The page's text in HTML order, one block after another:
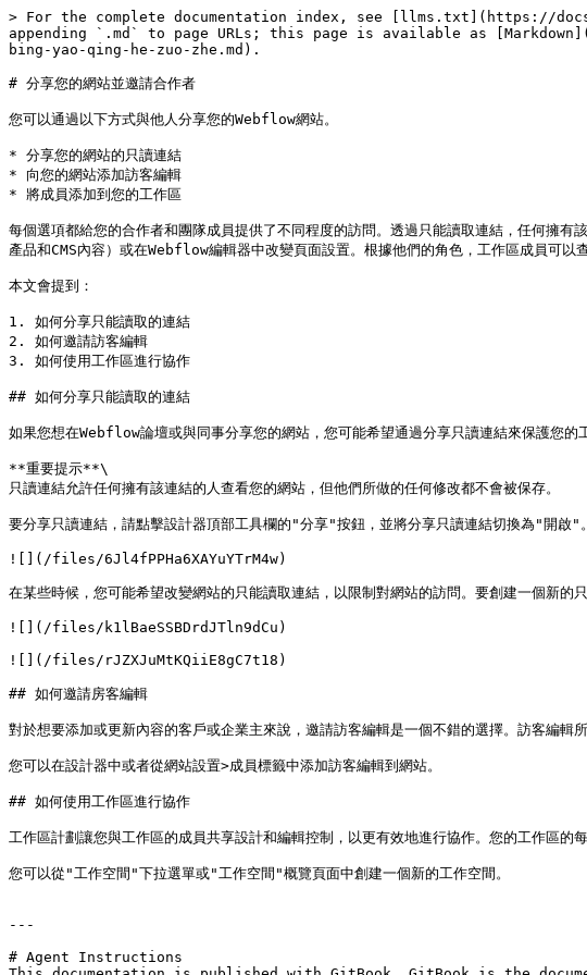
> For the complete documentation index, see [llms.txt](https://
appending `.md` to page URLs; this page is available as
bing-yao-qing-he-zuo-zhe.md).
# 分享您的網站並邀請合作者
您可以通過以下方式與他人分享您的Webflow網站。
* 分享您的網站的只讀連結
* 向您的網站添加訪客編輯
* 將成員添加到您的工作區
每個選項都給您的合作者和團隊成員提供了不同程度的訪問。透過只能讀取連結，任何擁有
產品和CMS內容）或在Webflow編輯器中改變頁面設置。根據他們的角色，工作區成員可以
本文會提到：
1. 如何分享只能讀取的連結
2. 如何邀請訪客編輯
3. 如何使用工作區進行協作
## 如何分享只能讀取的連結
如果您想在Webflow論壇或與同事分享您的網站，您可能希望通過分享只讀連結來保護您的
**重要提示**\
只讀連結允許任何擁有該連結的人查看您的網站，但他們所做的任何修改都不會被保存。
要分享只讀連結，請點擊設計器頂部工具欄的"分享"按鈕，並將分享只讀連結切換為"開啟"
![](/files/6Jl4fPPHa6XAYuYTrM4w)
在某些時候，您可能希望改變網站的只能讀取連結，以限制對網站的訪問。要創建一個新
![](/files/k1lBaeSSBDrdJTln9dCu)
![](/files/rJZXJuMtKQiiE8gC7t18)
## 如何邀請房客編輯
對於想要添加或更新內容的客戶或企業主來說，邀請訪客編輯是一個不錯的選擇。訪客編
您可以在設計器中或者從網站設置>成員標籤中添加訪客編輯到網站。
## 如何使用工作區進行協作
工作區計劃讓您與工作區的成員共享設計和編輯控制，以更有效地進行協作。您的工作區的
您可以從"工作空間"下拉選單或"工作空間"概覽頁面中創建一個新的工作空間。
---
# Agent Instructions